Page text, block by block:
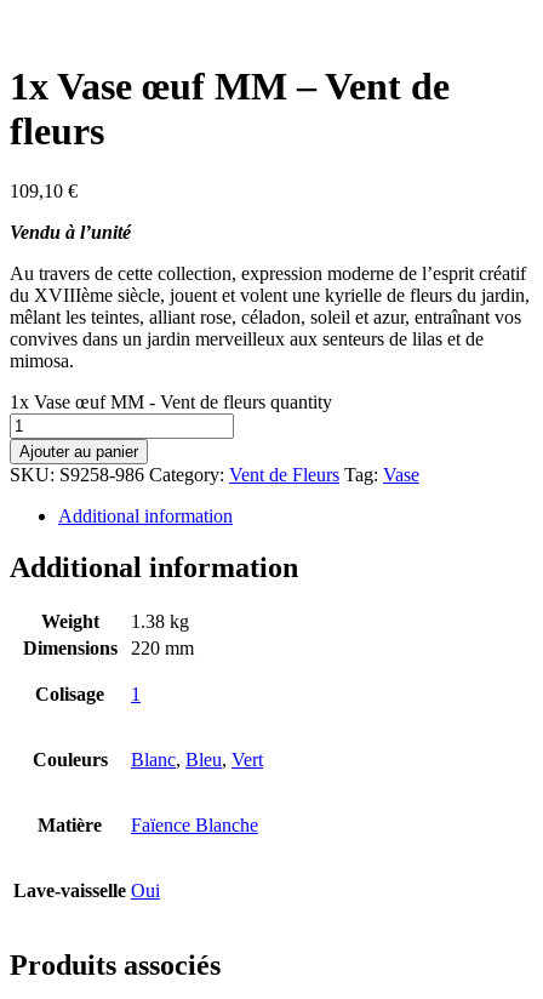
1x Vase œuf MM – Vent de
fleurs
109,10 €
Vendu à l’unité
Au travers de cette collection, expression moderne de l’esprit créatif
du XVIIIème siècle, jouent et volent une kyrielle de fleurs du jardin,
mêlant les teintes, alliant rose, céladon, soleil et azur, entraînant vos
convives dans un jardin merveilleux aux senteurs de lilas et de
mimosa.
1x Vase œuf MM - Vent de fleurs quantity
Ajouter au panier
SKU: S9258-986 Category: Vent de Fleurs Tag: Vase
Additional information
Additional information
Weight
1.38 kg
Dimensions
220 mm
Colisage 1
Couleurs Blanc, Bleu, Vert
Matière Faïence Blanche
Lave-vaisselle Oui
Produits associés